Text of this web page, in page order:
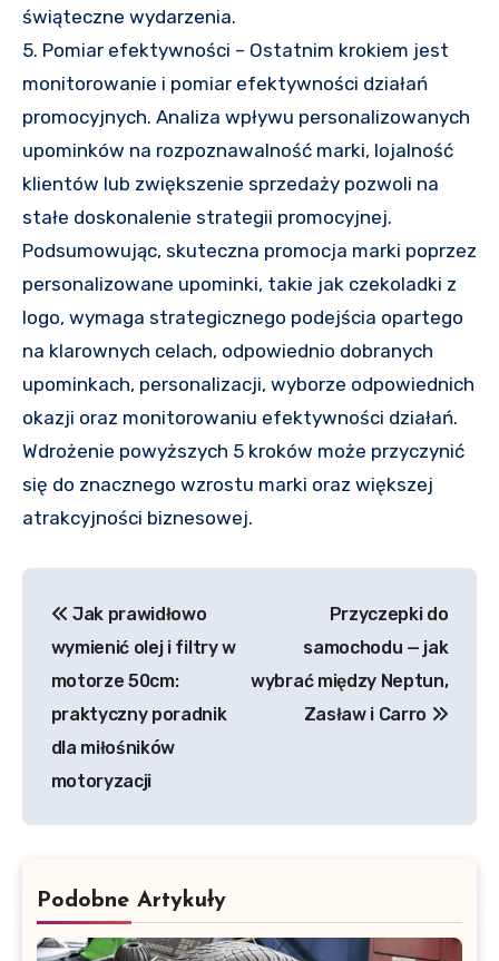
świąteczne wydarzenia.
5. Pomiar efektywności – Ostatnim krokiem jest
monitorowanie i pomiar efektywności działań
promocyjnych. Analiza wpływu personalizowanych
upominków na rozpoznawalność marki, lojalność
klientów lub zwiększenie sprzedaży pozwoli na
stałe doskonalenie strategii promocyjnej.
Podsumowując, skuteczna promocja marki poprzez
personalizowane upominki, takie jak czekoladki z
logo, wymaga strategicznego podejścia opartego
na klarownych celach, odpowiednio dobranych
upominkach, personalizacji, wyborze odpowiednich
okazji oraz monitorowaniu efektywności działań.
Wdrożenie powyższych 5 kroków może przyczynić
się do znacznego wzrostu marki oraz większej
atrakcyjności biznesowej.
wpisu
Jak prawidłowo
wymienić olej i filtry w
motorze 50cm:
praktyczny poradnik
dla miłośników
motoryzacji
Przyczepki do
samochodu — jak
wybrać między Neptun,
Zasław i Carro
Podobne Artykuły